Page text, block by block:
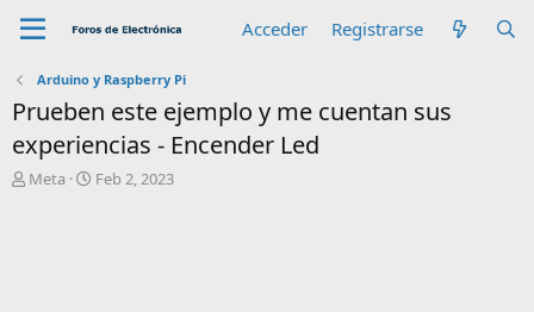
Acceder Registrarse
Arduino y Raspberry Pi
Prueben este ejemplo y me cuentan sus
experiencias - Encender Led
A
Meta
F
Feb 2, 2023